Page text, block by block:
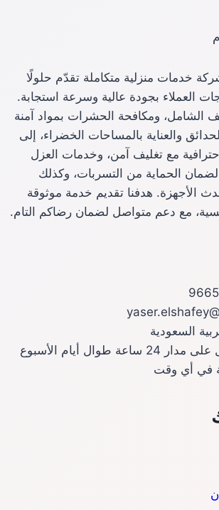
خدمات منزلية متكاملة تقدّم حلولًا
العملاء بجودة عالية وسرعة استجابة.
الشامل، ومكافحة الحشرات بمواد آمنة
والعناية بالمساحات الخضراء، إلى
مع تغليف آمن، وخدمات العزل
الحماية من التسربات، وكذلك
الأجهزة. هدفنا تقديم خدمة موثوقة
مع دعم متواصل لضمان رضاكم التام.
السعودية
24 ساعة طوال أيام الأسبوع
في أي وقت